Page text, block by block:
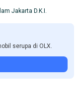
TahunJakarta D.K.I.
serupa di OLX.